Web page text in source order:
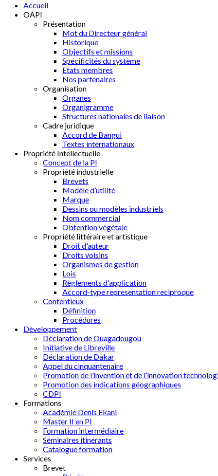
Accueil
OAPI
Présentation
Mot du Directeur général
Historique
Objectifs et missions
Spécificités du système
Etats membres
Nos partenaires
Organisation
Organes
Organigramme
Structures nationales de liaison
Cadre juridique
Accord de Bangui
Textes internationaux
Propriété Intellectuelle
Concept de la PI
Propriété industrielle
Brevets
Modèle d’utilité
Marque
Dessins ou modèles industriels
Nom commercial
Obtention végétale
Propriété littéraire et artistique
Droit d'auteur
Droits voisins
Organismes de gestion
Lois
Règlements d'application
Accord-type representation reciproque
Contentieux
Définition
Procédures
Développement
Déclaration de Ouagadougou
Initiative de Libreville
Déclaration de Dakar
Appel du cinquantenaire
Promotion de l’invention et de l’innovation
Promotion des indications géographiques
CDPI
Formations
Académie Denis Ekani
Master II en PI
Formation intermédiaire
Séminaires itinérants
Catalogue formation
Services
Brevet